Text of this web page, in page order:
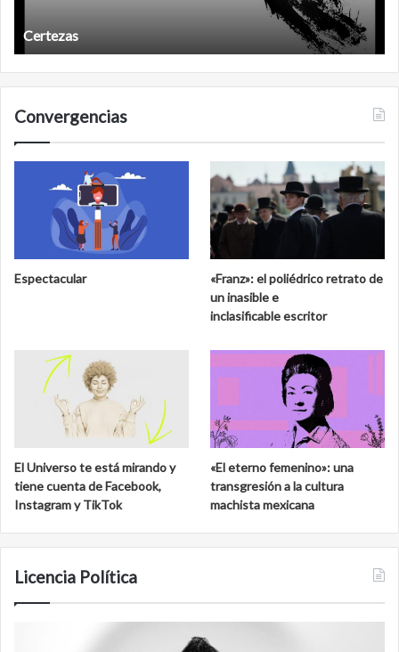
Años después
Convergencias
Espectacular
«Franz»: el poliédrico retrato de
un inasible e
inclasificable escritor
El Universo te está mirando y
tiene cuenta de Facebook,
Instagram y TikTok
«El eterno femenino»: una
transgresión a la cultura
machista mexicana
Licencia Política